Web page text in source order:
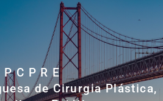
P C P R E
de Cirurgia Plástica,